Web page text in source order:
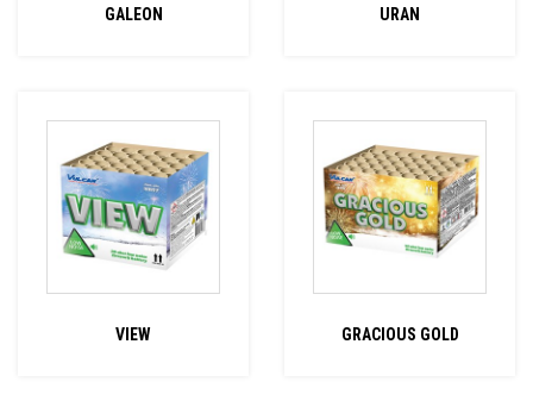
GALEON URAN
VIEW GRACIOUS GOLD